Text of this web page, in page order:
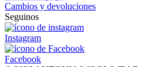
Cambios y devoluciones
Seguinos
Instagram
Facebook